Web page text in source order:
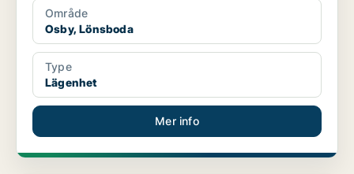
Område
Osby, Lönsboda
Type
Lägenhet
Mer info